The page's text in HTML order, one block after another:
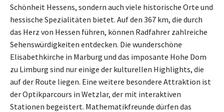
Schönheit Hessens, sondern auch viele historische Orte und
hessische Spezialitäten bietet. Auf den 367 km, die durch
das Herz von Hessen führen, können Radfahrer zahlreiche
Sehenswürdigkeiten entdecken. Die wunderschöne
Elisabethkirche in Marburg und das imposante Hohe Dom
zu Limburg sind nur einige der kulturellen Highlights, die
auf der Route liegen. Eine weitere besondere Attraktion ist
der Optikparcours in Wetzlar, der mit interaktiven
Stationen begeistert. Mathematikfreunde dürfen das